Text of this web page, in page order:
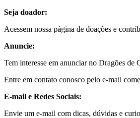
Seja doador:
Acessem nossa página de doações e
Anuncie:
Tem interesse em anunciar no Dragões de
Entre em contato conosco pelo e-mail
E-mail e Redes Sociais:
Envie um e-mail com dicas, dúvidas e